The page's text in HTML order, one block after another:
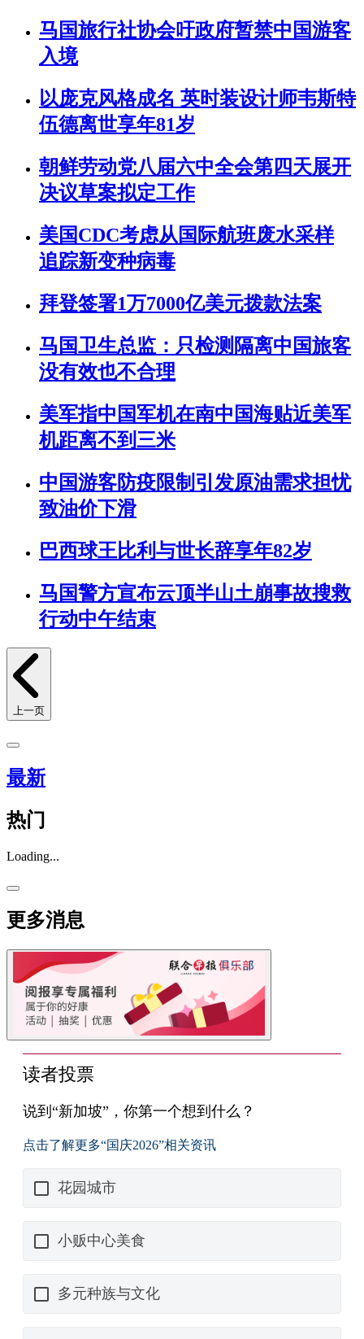
马国旅行社协会吁政府暂禁中国游客
入境
以庞克风格成名 英时装设计师韦斯特
伍德离世享年81岁
朝鲜劳动党八届六中全会第四天展开
决议草案拟定工作
美国CDC考虑从国际航班废水采样
追踪新变种病毒
拜登签署1万7000亿美元拨款法案
马国卫生总监：只检测隔离中国旅客
没有效也不合理
美军指中国军机在南中国海贴近美军
机距离不到三米
中国游客防疫限制引发原油需求担忧
致油价下滑
巴西球王比利与世长辞享年82岁
马国警方宣布云顶半山土崩事故搜救
行动中午结束
上一页
最新
热门
Loading...
更多消息